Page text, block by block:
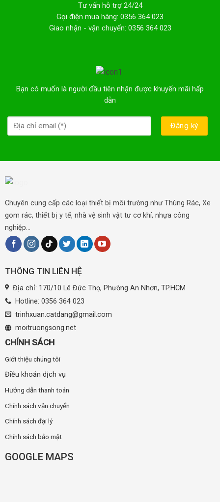
Tư vấn hỗ trợ 24/24
Gọi điện mua hàng: 0356 364 023
Giao nhận - vận chuyển: 0356 364 023
Bạn có muốn là người đầu tiên nhận được khuyến mãi hấp
dẫn
Chuyên cung cấp các loại thiết bị môi trường như Thùng Rác, Xe
gom rác, thiết bị y tế, nhà vệ sinh vật tư cơ khí, nhựa công
nghiệp...
THÔNG TIN LIÊN HỆ
Địa chỉ: 170/10 Lê Đức Thọ, Phường An Nhơn, TP.HCM
Hotline: 0356 364 023
trinhxuan.catdang@gmail.com
moitruongsong.net
CHÍNH SÁCH
Giới thiệu chúng tôi
Điều khoản dịch vụ
Hướng dẫn thanh toán
Chính sách vận chuyển
Chính sách đại lý
Chính sách bảo mật
GOOGLE MAPS